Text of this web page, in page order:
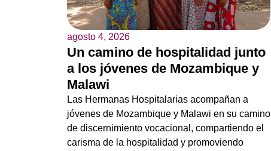
agosto 4, 2026
Un camino de hospitalidad junto
a los jóvenes de Mozambique y
Malawi
Las Hermanas Hospitalarias acompañan a
jóvenes de Mozambique y Malawi en su camino
de discernimiento vocacional, compartiendo el
carisma de la hospitalidad y promoviendo